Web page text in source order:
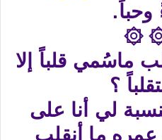
وحباً.
۞
ماسُمي قلباً إلا
؟
لي أنا على
عمره ما أنقلب